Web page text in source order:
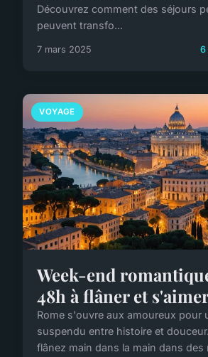
Découvrez comment des séjours
peuvent transfo...
7 mars 2025 6
VOYAGE
Week-end
48h à flâner et
Rome s'ouvre aux amoureux pour
suspendu entre histoire et
flânez main dans la main dans des